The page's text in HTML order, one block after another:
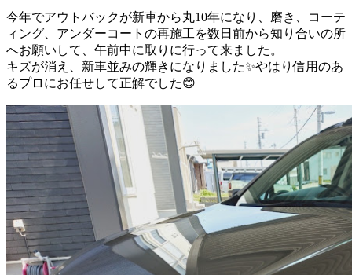
今年でアウトバックが新車から丸10年になり、磨き、コーテ
ィング、アンダーコートの再施工を数日前から知り合いの所
へお願いして、午前中に取りに行って来ました。
キズが消え、新車並みの輝きになりました✨やはり信用のあ
るプロにお任せして正解でした😊